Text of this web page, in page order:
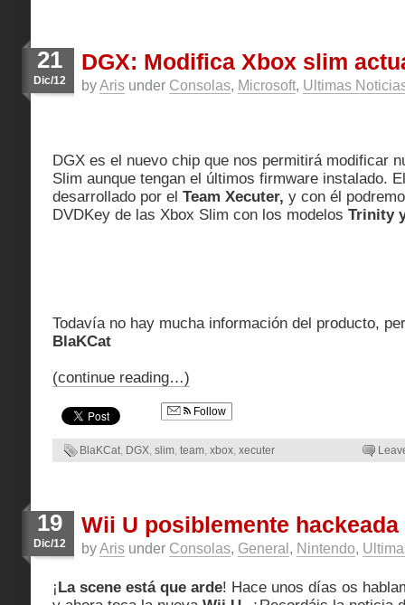
21
Dic/12
DGX: Modifica Xbox slim
byAris under Consolas, Microsoft, Ultimas
DGX es el nuevo chip que nos permitirá modificar
Slim aunque tengan el últimos firmware instalado.
desarrollado por el Team Xecuter, y con él
DVDKey de las Xbox Slim con los modelos Trinity
Todavía no hay mucha información del producto,
BlaKCat
(continue reading…)
Follow
BlaKCat, DGX, slim, team, xbox, xecuter
19
Dic/12
Wii U posiblemente hackeada
byAris under Consolas, General , Nintendo,
¡La scene está que arde! Hace unos días os